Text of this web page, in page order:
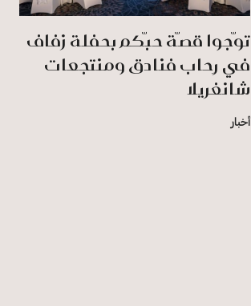
توّجوا قصّة حبّكم بحفلة زفاف
في رِحاب فنادق ومنتجعات
شانغريلا
أخبار